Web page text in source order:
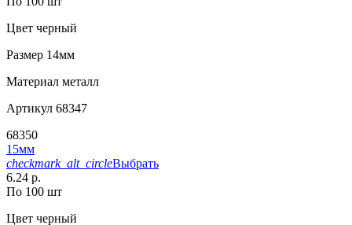
Цвет черный
Размер 14мм
Материал металл
Артикул 68347
68350
15мм
checkmark_alt_circleВыбрать
6.24 р.
По 100 шт
Цвет черный